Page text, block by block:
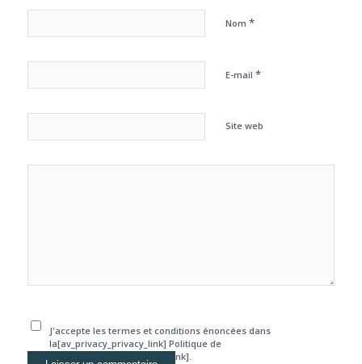
Nom *
E-mail *
Site web
J'accepte les termes et conditions énoncées dans
la[av_privacy_privacy_link] Politique de
confidentialité[/av_privacy_link].